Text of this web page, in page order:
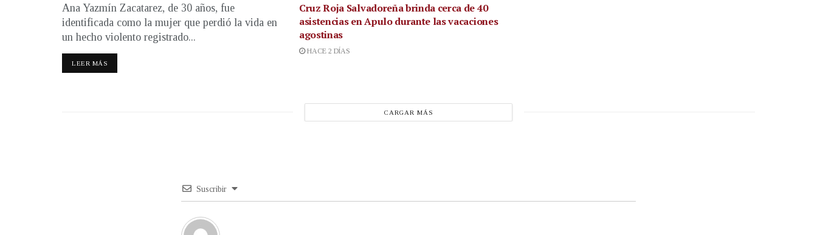
Ana Yazmín Zacatarez, de 30 años, fue
identificada como la mujer que perdió la vida en
un hecho violento registrado...
LEER MÁS
Cruz Roja Salvadoreña brinda cerca de 40
asistencias en Apulo durante las vacaciones
agostinas
HACE 2 DÍAS
CARGAR MÁS
Suscribir